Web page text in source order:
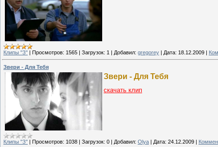
Клипы "З" | Просмотров: 1565 | Загрузок: 1 | Добавил: gregorey | Дата: 18.12.2009 |
Звери - Для Тебя
Звери - Для Тебя
скачать клип
Клипы "З" Просмотров: 1038 Загрузок: 0 Добавил: Olya Дата: 24.12.2009